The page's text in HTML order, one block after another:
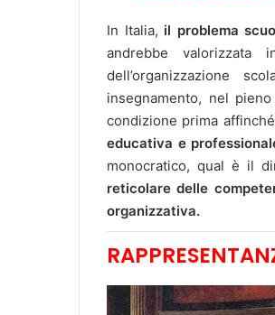
In Italia, il problema
andrebbe valorizzata
dell’organizzazione
insegnamento, nel
condizione prima
educativa e
monocratico, qual è il
reticolare delle
organizzativa.